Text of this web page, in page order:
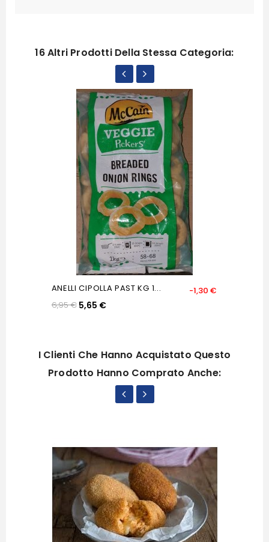
16 Altri Prodotti Della Stessa Categoria:
ANELLI CIPOLLA PAST KG 1...
6,95 €
-1,30 €
5,65 €
I Clienti Che Hanno Acquistato Questo
Prodotto Hanno Comprato Anche: